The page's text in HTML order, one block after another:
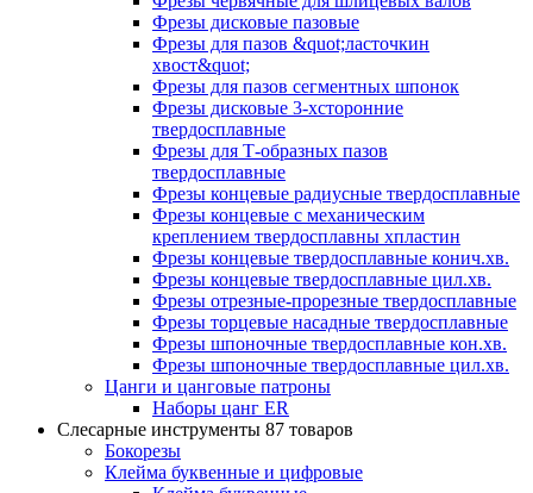
Фрезы дисковые пазовые
Фрезы для пазов &quot;ласточкин
хвост&quot;
Фрезы для пазов сегментных шпонок
Фрезы дисковые 3-хсторонние
твердосплавные
Фрезы для Т-образных пазов
твердосплавные
Фрезы концевые радиусные твердосплавные
Фрезы концевые с механическим
креплением твердосплавны хпластин
Фрезы концевые твердосплавные конич.хв.
Фрезы концевые твердосплавные цил.хв.
Фрезы отрезные-прорезные твердосплавные
Фрезы торцевые насадные твердосплавные
Фрезы шпоночные твердосплавные кон.хв.
Фрезы шпоночные твердосплавные цил.хв.
Цанги и цанговые патроны
Наборы цанг ER
Слесарные инструменты 87 товаров
Бокорезы
Клейма буквенные и цифровые